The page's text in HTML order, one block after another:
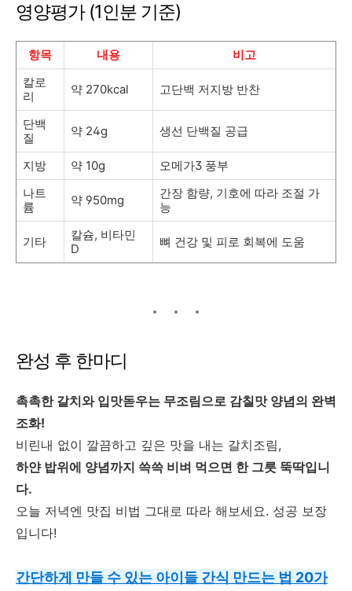
영양평가 (1인분 기준)
항목 내용
비고
칼로
리
약 270kcal 고단백 저지방 반찬
단백
질
약 24g 생선 단백질 공급
지방 약 10g
오메가3 풍부
나트
륨
약 950mg
간장 함량, 기호에 따라 조절 가
능
기타
칼슘, 비타민
D
뼈 건강 및 피로 회복에 도움
완성 후 한마디
촉촉한 갈치와 입맛돋우는 무조림으로 감칠맛 양념의 완벽
조화!
비린내 없이 깔끔하고 깊은 맛을 내는 갈치조림,
하얀 밥위에 양념까지 쓱쓱 비벼 먹으면 한 그릇 뚝딱입니
다.
오늘 저녁엔 맛집 비법 그대로 따라 해보세요. 성공 보장
입니다!
간단하게 만들 수 있는 아이들 간식 만드는 법 20가